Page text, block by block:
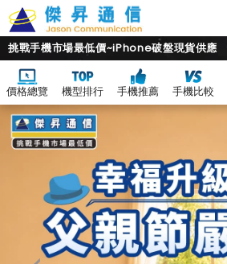
挑戰手機市場最低價~iPhone破盤現貨供應
價格總覽 機型排行 手機推薦 手機比較